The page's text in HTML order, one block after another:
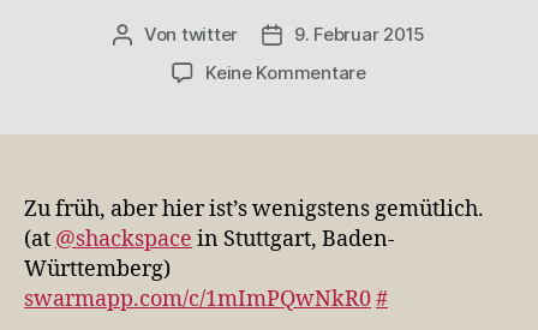
Beitragsautor
Von twitter Veröffentlichungsdatum
9. Februar 2015
Keine Kommentarezu
ist’s
wenigstens
Zu früh, aber hier ist’s wenigstens gemütlich.
(at @shackspace in Stuttgart, Baden-
Württemberg)
swarmapp.com/c/1mImPQwNkR0#